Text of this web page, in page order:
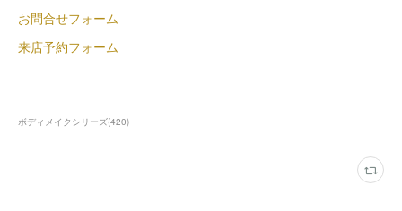
お問合せフォーム
来店予約フォーム
ボディメイクシリーズ(420)